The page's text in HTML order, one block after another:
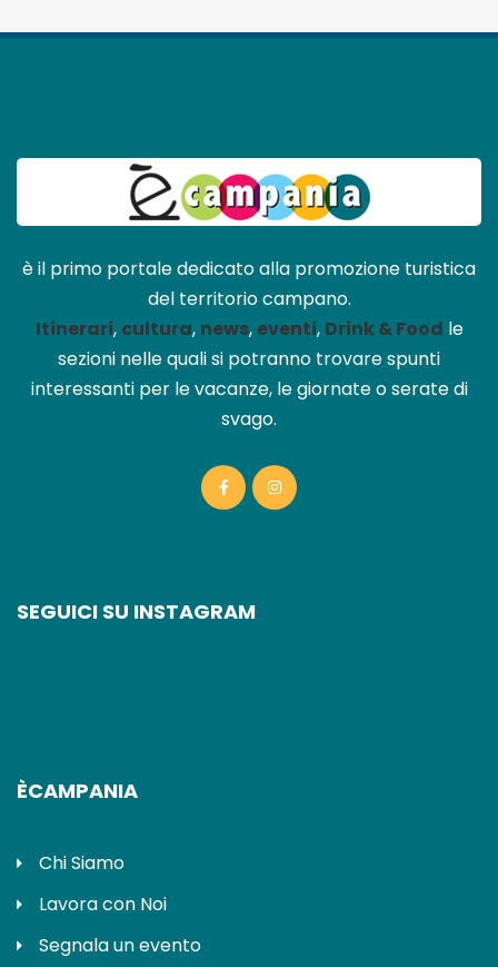
è il primo portale dedicato alla promozione turistica
del territorio campano.
Itinerari, cultura, news, eventi, Drink & Food le
sezioni nelle quali si potranno trovare spunti
interessanti per le vacanze, le giornate o serate di
svago.
SEGUICI SU INSTAGRAM
ÈCAMPANIA
Chi Siamo
Lavora con Noi
Segnala un evento